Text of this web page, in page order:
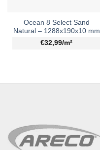
Ocean 8 Select Sand
Natural – 1288x190x10 mm
€32,99/m²